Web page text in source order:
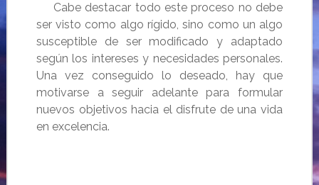
Cabe destacar todo este proceso no debe
ser visto como algo rígido, sino como un algo
susceptible de ser modificado y adaptado
según los intereses y necesidades personales.
Una vez conseguido lo deseado, hay que
motivarse a seguir adelante para formular
nuevos objetivos hacia el disfrute de una vida
en excelencia.